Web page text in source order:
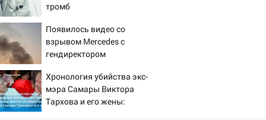
тромб
Появилось видео со
взрывом Mercedes с
гендиректором
Урале
Хронология убийства экс-
мэра Самары Виктора
Тархова и его жены: